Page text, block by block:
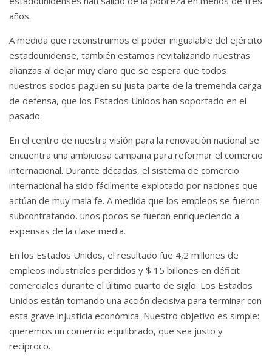
años.
A medida que reconstruimos el poder inigualable del ejército
estadounidense, también estamos revitalizando nuestras
alianzas al dejar muy claro que se espera que todos
nuestros socios paguen su justa parte de la tremenda carga
de defensa, que los Estados Unidos han soportado en el
pasado.
En el centro de nuestra visión para la renovación nacional se
encuentra una ambiciosa campaña para reformar el comercio
internacional. Durante décadas, el sistema de comercio
internacional ha sido fácilmente explotado por naciones que
actúan de muy mala fe. A medida que los empleos se fueron
subcontratando, unos pocos se fueron enriqueciendo a
expensas de la clase media.
En los Estados Unidos, el resultado fue 4,2 millones de
empleos industriales perdidos y $ 15 billones en déficit
comerciales durante el último cuarto de siglo. Los Estados
Unidos están tomando una acción decisiva para terminar con
esta grave injusticia económica. Nuestro objetivo es simple:
queremos un comercio equilibrado, que sea justo y
recíproco.